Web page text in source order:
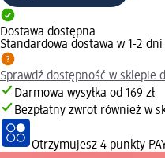
Dostawa dostępna
Standardowa dostawa w 1-2 dni
Sprawdź dostępność w sklepie
Darmowa wysyłka od 169 zł
Bezpłatny zwrot również w
Otrzymujesz 4 punkty